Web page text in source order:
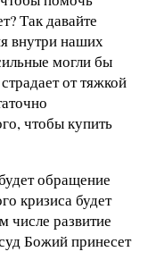
Так давайте
внутри наших
могли бы
от тяжкой
чтобы купить
обращение
кризиса будет
числе развитие
Божий принесет